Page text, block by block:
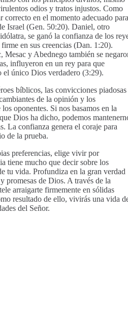
odios y tratos injustos. Como
correcto en el momento adecuado para
Israel (Gen. 50:20). Daniel, otro
se ganó la confianza de los
en sus creencias (Dan. 1:20).
Mesac y Abednego también se
influyeron en un rey para que
el único Dios verdadero (3:29).
bíblicos, las convicciones piadosas
de la opinión y los
oponentes. Si nos basamos en la
Dios ha dicho, podemos
La confianza genera el coraje para
de la prueba.
preferencias, elige vivir por
tiene mucho que decir sobre los
tu vida. Profundiza en la gran verdad
promesas de Dios. A través de la
arraigarte firmemente en sólidas
resultado de ello, vivirás una vida
del Señor.